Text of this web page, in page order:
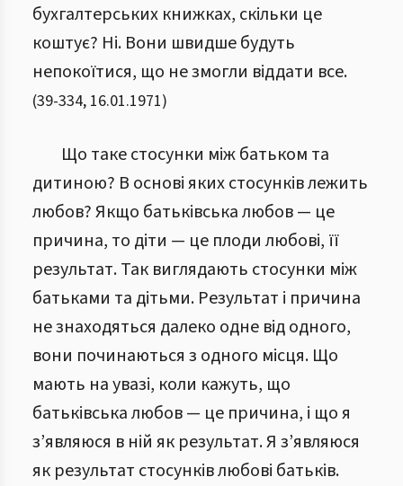
бухгалтерських книжках, скільки це
коштує? Ні. Вони швидше будуть
непокоїтися, що не змогли віддати все.
(39-334, 16.01.1971)
Що таке стосунки між батьком та
дитиною? В основі яких стосунків лежить
любов? Якщо батьківська любов — це
причина, то діти — це плоди любові, її
результат. Так виглядають стосунки між
батьками та дітьми. Результат і причина
не знаходяться далеко одне від одного,
вони починаються з одного місця. Що
мають на увазі, коли кажуть, що
батьківська любов — це причина, і що я
з’являюся в ній як результат. Я з’являюся
як результат стосунків любові батьків.